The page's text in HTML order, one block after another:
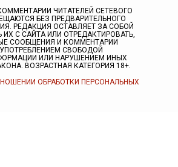
ЧИТАТЕЛЕЙ СЕТЕВОГО
БЕЗ ПРЕДВАРИТЕЛЬНОГО
РЕДАКЦИЯ ОСТАВЛЯЕТ ЗА СОБОЙ
ИХ С САЙТА ИЛИ ОТРЕДАКТИРОВАТЬ,
СООБЩЕНИЯ И КОММЕНТАРИИ
СВОБОДОЙ
ИЛИ НАРУШЕНИЕМ ИНЫХ
ВОЗРАСТНАЯ КАТЕГОРИЯ 18+.
ОБРАБОТКИ ПЕРСОНАЛЬНЫХ